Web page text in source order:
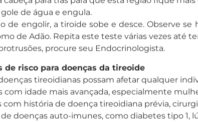
de água e engula.
de engolir, a tiroide sobe e desce. Observe
de Adão. Repita este teste várias vezes até
procure seu Endocrinologista.
de risco para doenças da tireoide
tireoidianas possam afetar qualquer
com idade mais avançada, especialmente
com história de doença tireoidiana prévia,
de doenças auto-imunes, como diabetes tipo 1,